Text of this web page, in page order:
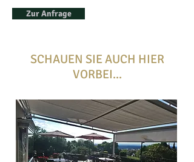
Zur Anfrage
SCHAUEN SIE AUCH HIER
VORBEI...